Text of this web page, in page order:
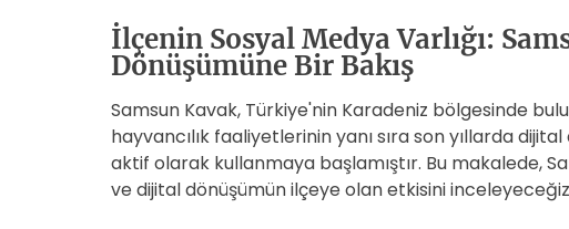
İlçenin Sosyal Medya Varlığı:
Dönüşümüne Bir Bakış
Samsun Kavak, Türkiye'nin Karadeniz bölgesinde
hayvancılık faaliyetlerinin yanı sıra son yıllarda
aktif olarak kullanmaya başlamıştır. Bu makalede,
ve dijital dönüşümün ilçeye olan etkisini